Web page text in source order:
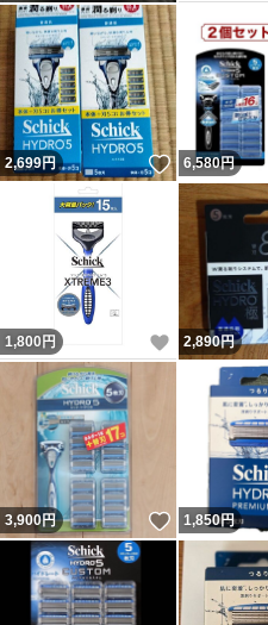
2,699円 いいね！
6,580円
1,800 円 いいね！
2,890円
3,900円 いいね！
1,850円